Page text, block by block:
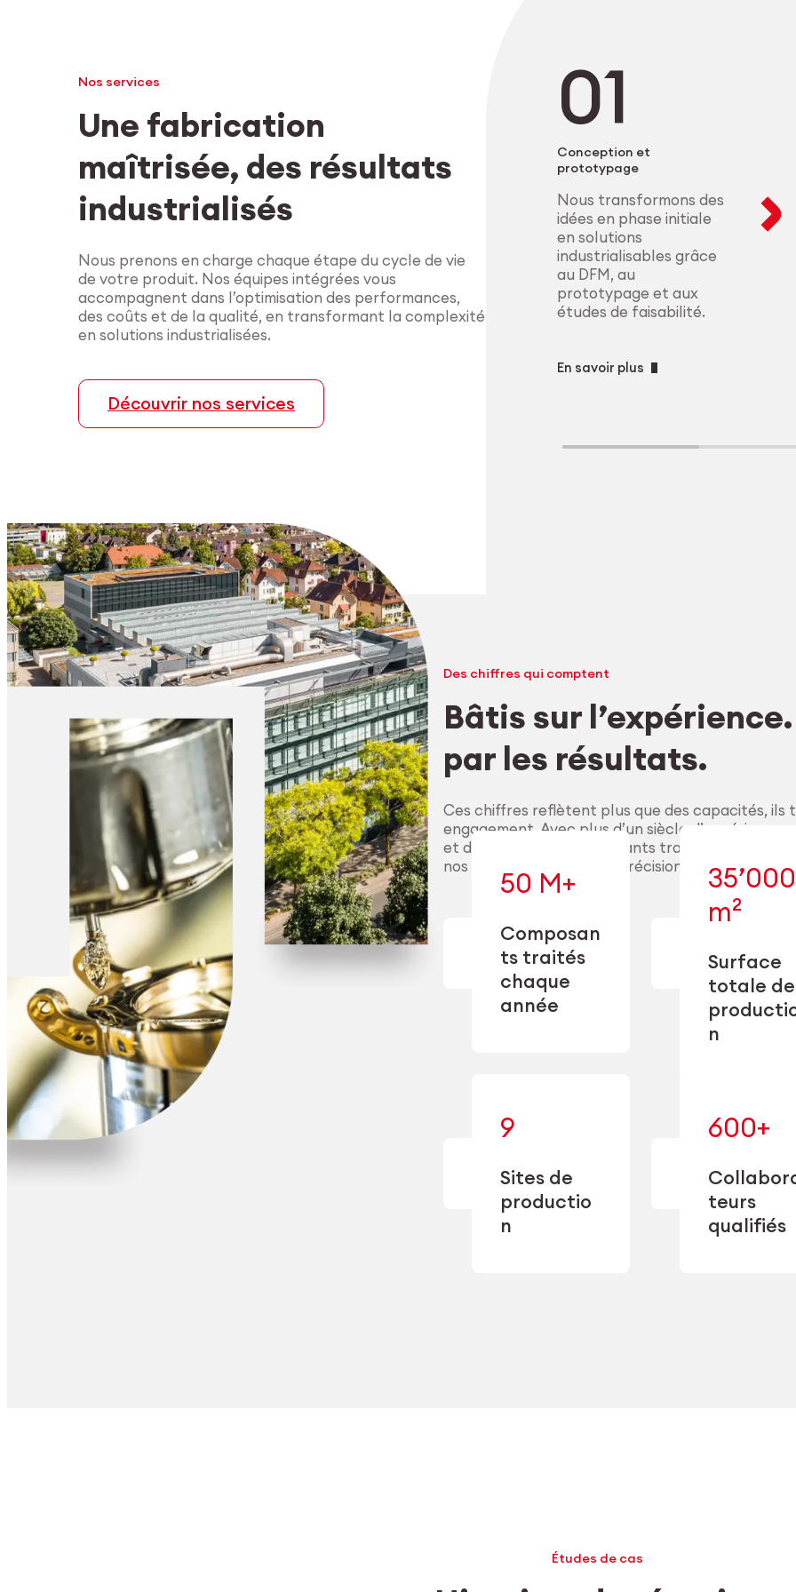
Explorer les matériaux Explorer l’usinage
conformes aux
Explorer le
produisons à
complexes, avec
Explorer
Nos services
Une fabrication
maîtrisée, des résultats
industrialisés
Nous prenons en charge chaque étape du cycle de vie
de votre produit. Nos équipes intégrées vous
accompagnent dans l’optimisation des performances,
des coûts et de la qualité, en transformant la complexité
en solutions industrialisées.
Découvrir nos services
Conception et
prototypage
Nous transformons des
idées en phase initiale
en solutions
industrialisables grâce
au DFM, au
prototypage et aux
études de faisabilité.
En savoir plus
Des chiffres qui comptent
Bâtis sur
par les résultats.
Ces chiffres reflètent plus que des capacités, ils
engagement. Avec plus d’un siècle
et des millions de composants traités chaque
nos clients pour délivrer précision, performance
50 M+
Composan
ts traités
chaque
année
finition,
nettoyage et
conditionnement.
m²
Surface
totale de
n
— conçue
précision
9
Sites de
productio
n
— alliant une
spécialisation
à une
capacité de
double
600+
teurs
qualifiés
Études de cas